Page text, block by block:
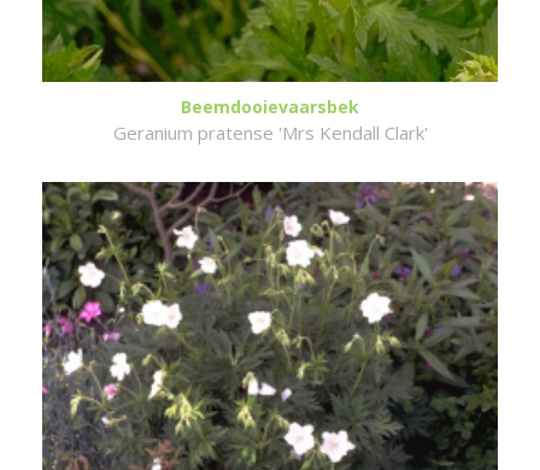
Beemdooievaarsbek
Geranium pratense 'Mrs Kendall Clark'